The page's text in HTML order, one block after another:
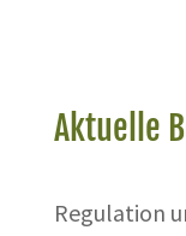
Aktuelle
Regulation